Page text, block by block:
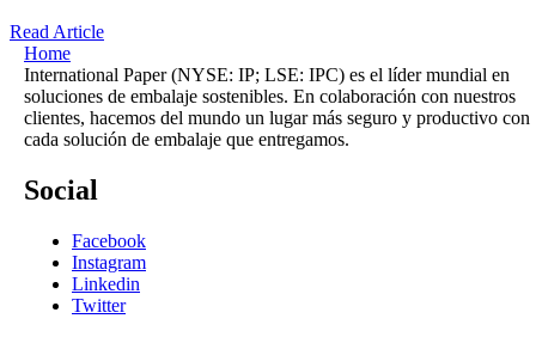
Read Article
Home
International Paper (NYSE: IP; LSE: IPC) es el líder mundial en
soluciones de embalaje sostenibles. En colaboración con nuestros
clientes, hacemos del mundo un lugar más seguro y productivo con
cada solución de embalaje que entregamos.
Social
Facebook
Instagram
Linkedin
Twitter